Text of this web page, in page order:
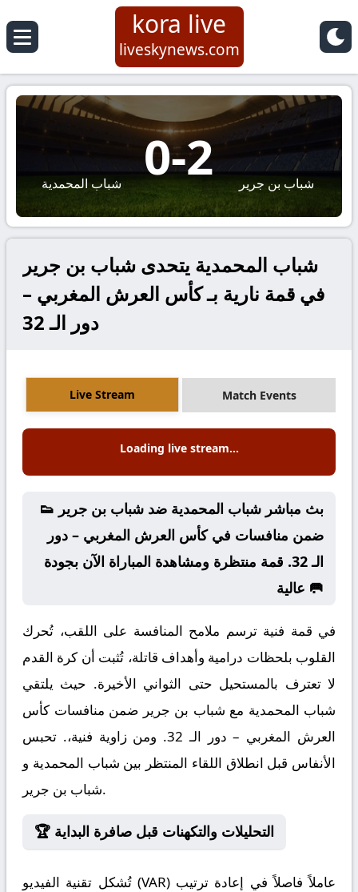
kora live
liveskynews.com
شباب المحمدية 0-2 شباب بن جرير
شباب المحمدية يتحدى شباب بن جرير
في قمة نارية بـ كأس العرش المغربي –
دور الـ 32
Live Stream Match Events
Loading live stream...
👟 بث مباشر شباب المحمدية ضد شباب بن جرير
ضمن منافسات في كأس العرش المغربي – دور
الـ 32. قمة منتظرة ومشاهدة المباراة الآن بجودة
عالية 🥅
في قمة فنية ترسم ملامح المنافسة على اللقب، تُحرك
القلوب بلحظات درامية وأهداف قاتلة، تُثبت أن كرة القدم
لا تعترف بالمستحيل حتى الثواني الأخيرة. حيث يلتقي
شباب المحمدية مع شباب بن جرير ضمن منافسات كأس
العرش المغربي – دور الـ 32. ومن زاوية فنية،. تحبس
الأنفاس قبل انطلاق اللقاء المنتظر بين شباب المحمدية و
شباب بن جرير.
🏆 التحليلات والتكهنات قبل صافرة البداية
تُشكل تقنية الفيديو (VAR) عاملاً فاصلاً في إعادة ترتيب